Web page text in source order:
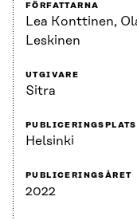
FÖRFATTARNA
Lea Konttinen,
Leskinen
UTGIVARE
Sitra
PUBLICERINGSPLATS
Helsinki
PUBLICERINGSÅRET
2022